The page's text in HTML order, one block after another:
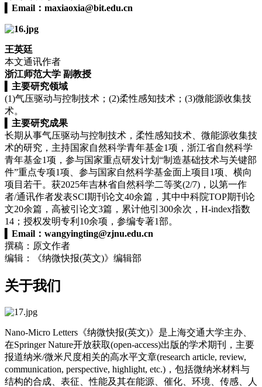
Email： maxiaoxia@bit.edu.cn
王英廷
本文通讯作者
浙江师范大学 副教授
主要研究领域
(1)气压驱动与控制技术；(2)柔性感知技术；(3)微能源收集技
术。
主要研究成果
长期从事气压驱动与控制技术，柔性感知技术、微能源收集技
术的研究，主持国家自然科学青年基金1项，浙江省自然科学
青年基金1项，参与国家重点研发计划“制造基础技术与关键部
件”重点专项1项、参与国家自然科学基金面上项目1项、横向
项目若干。获2025年吉林省自然科学二等奖(2/7)，以第一作
者/通讯作者发表SCI期刊论文40余篇，其中中科院TOP期刊论
文20余篇，高被引论文3篇，累计他引300余次，H-index指数
14；授权发明专利10余项，参编专著1部。
Email： wangyingting@zjnu.edu.cn
撰稿：原文作者
编辑：《纳微快报(英文)》编辑部
关于我们
Nano-Micro Letters《纳微快报(英文)》是上海交通大学主办、
在Springer Nature开放获取(open-access)出版的学术期刊，主要
报道纳米/微米尺度相关的高水平文章(research article, review,
communication, perspective, highlight, etc.)，包括微纳米材料与
结构的合成、表征、性能及其在能源、催化、环境、传感、人